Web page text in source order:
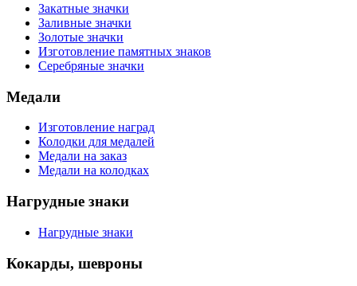
Закатные значки
Заливные значки
Золотые значки
Изготовление памятных знаков
Серебряные значки
Медали
Изготовление наград
Колодки для медалей
Медали на заказ
Медали на колодках
Нагрудные знаки
Нагрудные знаки
Кокарды, шевроны